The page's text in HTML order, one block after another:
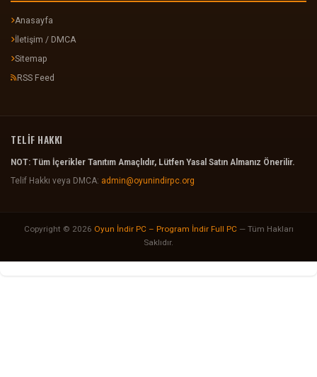
Anasayfa
İletişim / DMCA
Sitemap
RSS Feed
TELİF HAKKI
NOT: Tüm İçerikler Tanıtım Amaçlıdır, Lütfen Yasal Satın Almanız Önerilir.
Telif Hakkı veya DMCA: admin@oyunindirpc.org
Copyright © 2026 Oyun İndir PC – Program İndir Full PC — Tüm Hakları
Saklıdır.